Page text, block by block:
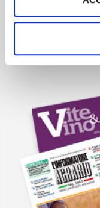
Scopri un servizio